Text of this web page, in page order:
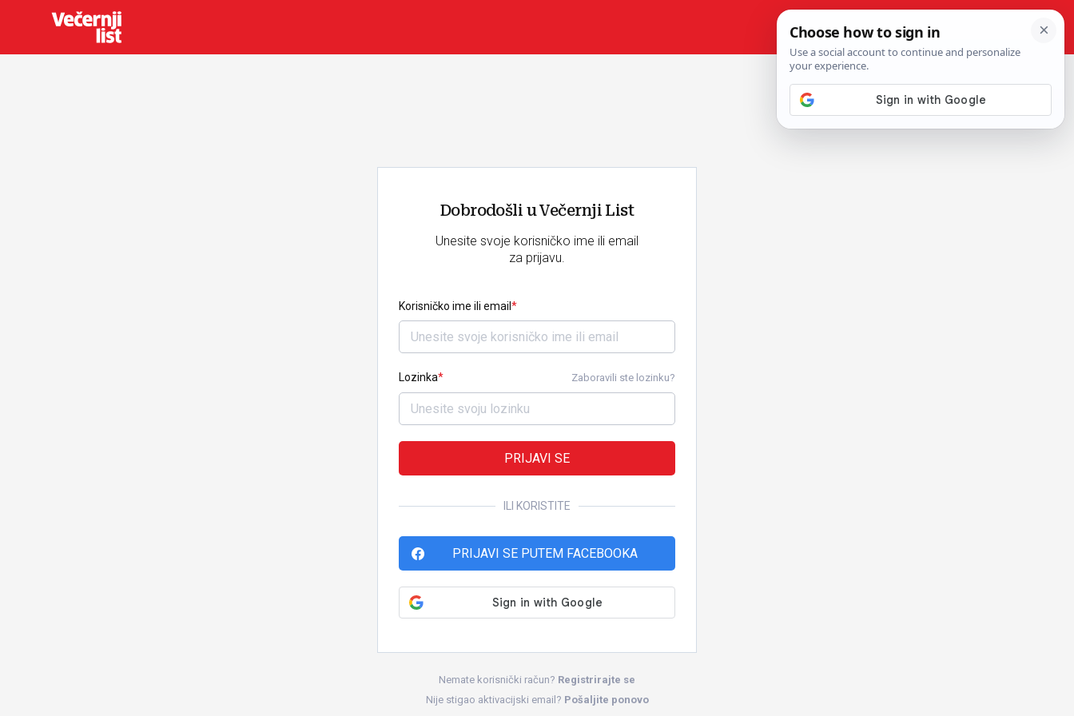
Dobrodošli u Večernji List
Unesite svoje korisničko ime ili email
za prijavu.
Korisničko ime ili email
Lozinka Zaboravili ste lozinku?
PRIJAVI SE
ILI KORISTITE
PRIJAVI SE PUTEM FACEBOOKA
Nemate korisnički račun? Registrirajte se
Nije stigao aktivacijski email? Pošaljite ponovo